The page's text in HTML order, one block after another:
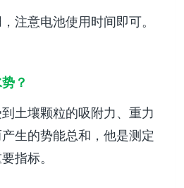
注意电池使用时间即可。
？
土壤颗粒的吸附力、重力
生的势能总和，他是测定
指标。